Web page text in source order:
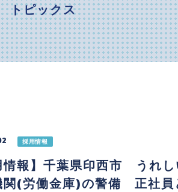
プトピックス
採用情報
情報】千葉県印西市 うれ
関(労働金庫)の警備 正社員